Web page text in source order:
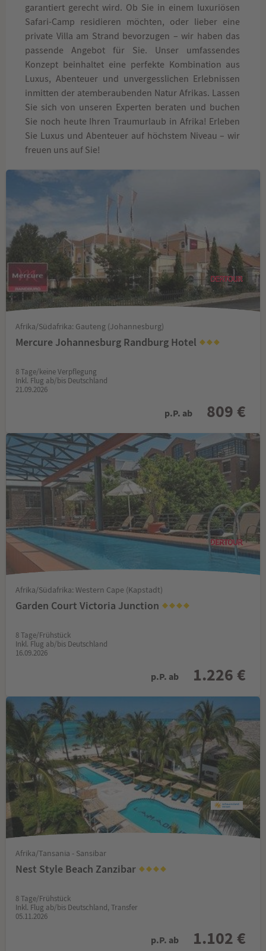
garantiert gerecht wird. Ob Sie in einem luxuriösen
Safari-Camp residieren möchten, oder lieber eine
private Villa am Strand bevorzugen – wir haben das
passende Angebot für Sie. Unser umfassendes
Konzept beinhaltet eine perfekte Kombination aus
Luxus, Abenteuer und unvergesslichen Erlebnissen
inmitten der atemberaubenden Natur Afrikas. Lassen
Sie sich von unseren Experten beraten und buchen
Sie noch heute Ihren Traumurlaub in Afrika! Erleben
Sie Luxus und Abenteuer auf höchstem Niveau – wir
freuen uns auf Sie!
Afrika/Südafrika: Gauteng (Johannesburg)
Mercure Johannesburg Randburg Hotel
8 Tage/keine Verpflegung
Inkl. Flug ab/bis Deutschland
21.09.2026
p.P. ab 809 €
Afrika/Südafrika: Western Cape (Kapstadt)
Garden Court Victoria Junction
8 Tage/Frühstück
Inkl. Flug ab/bis Deutschland
16.09.2026
p.P. ab 1.226 €
Afrika/Tansania - Sansibar
Nest Style Beach Zanzibar
8 Tage/Frühstück
Inkl. Flug ab/bis Deutschland, Transfer
05.11.2026
p.P. ab 1.102 €